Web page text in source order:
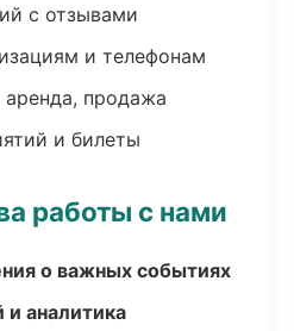
с отзывами
и телефонам
продажа
и билеты
работы с нами
о важных событиях
и аналитика